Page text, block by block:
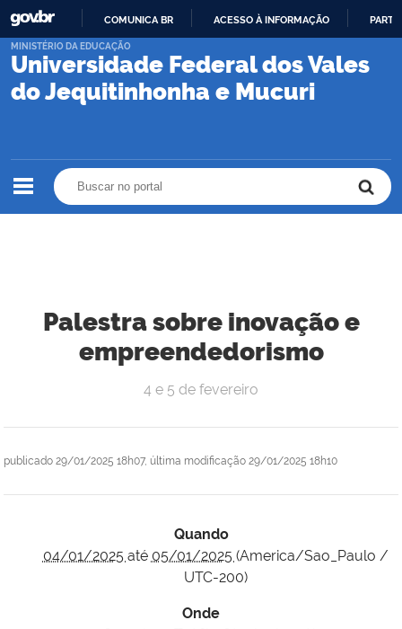
PARA
CONTEÚDO
COMUNICA BR ACESSO À INFORMAÇÃO
Universidade Federal dos Vales
do Jequitinhonha e Mucuri
MINISTÉRIO DA EDUCAÇÃO
Palestra sobre inovação e
empreendedorismo
publicado 29/01/2025 18h07, última modificação 29/01/2025 18h10
4 e 5 de fevereiro
Quando
04/01/2025 até 05/01/2025 (America/Sao_Paulo /
UTC-200)
Onde